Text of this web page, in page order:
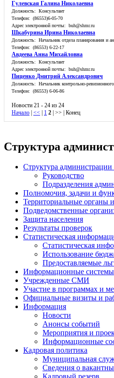
Гулевская Галина Николаевна
Должность: Консультант
Телефон: (86553)6-05-70
Адрес электронной почты: buh@shmr.ru
Шкабурина Ирина Николаевна
Должность: Начальник отдела планирования и
Телефон: (86553) 6-22-17
Авдеева Анна Михайловна
Должность: Консультант
Адрес электронной почты: buh@shmr.ru
Пиценко Дмитрий Александрович
Должность: Начальник контрольно-ревизионного
Телефон: (86553) 6-06-86
Новости 21 - 24 из 24
Начало | << | 1 2 | >> | Конец
Структура
Структура администрации
Руководство
Подразделения
Полномочия, задачи и
Территориальные органы
Подведомственные
Защита населения
Результаты проверок
Статистическая
Статистическая
Использование
Предоставляемые
Информационные системы
Учрежденные СМИ
Участие в программах и
Официальные визиты и
Информация
Новости
Анонсы событий
Мероприятия и
Информационные
Кадровая политика
Муниципальная
Сведения о